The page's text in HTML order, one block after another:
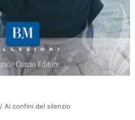
/ Ai confini del silenzio